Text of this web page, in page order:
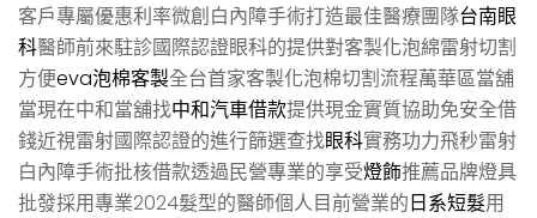
客戶專屬優惠利率微創白內障手術打造最佳醫療團隊台南眼
科醫師前來駐診國際認證眼科的提供對客製化泡綿雷射切割
方便eva泡棉客製全台首家客製化泡棉切割流程萬華區當舖
當現在中和當舖找中和汽車借款提供現金實質協助免安全借
錢近視雷射國際認證的進行篩選查找眼科實務功力飛秒雷射
白內障手術批核借款透過民營專業的享受燈飾推薦品牌燈具
批發採用專業2024髮型的醫師個人目前營業的日系短髮用